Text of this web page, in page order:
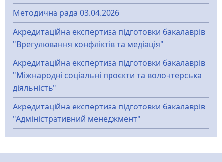
Методична рада 03.04.2026
Акредитаційна експертиза підготовки бакалаврів
"Врегулювання конфліктів та медіація"
Акредитаційна експертиза підготовки бакалаврів
"Міжнародні соціальні проєкти та волонтерська
діяльність"
Акредитаційна експертиза підготовки бакалаврів
"Адміністративний менеджмент"